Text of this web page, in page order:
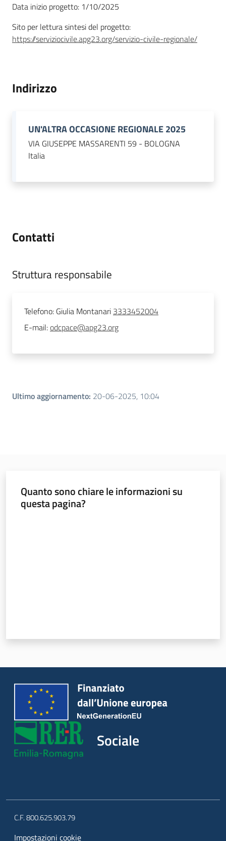
Data inizio progetto: 1/10/2025
Sito per lettura sintesi del progetto:
https://serviziocivile.apg23.org/servizio-civile-regionale/
Indirizzo
UN'ALTRA OCCASIONE REGIONALE 2025
VIA GIUSEPPE MASSARENTI 59 - BOLOGNA
Italia
Contatti
Struttura responsabile
Telefono: Giulia Montanari 3333452004
E-mail:odcpace@apg23.org
Ultimo aggiornamento: 20-06-2025, 10:04
Quanto sono chiare le informazioni su
questa pagina?
Sociale
C.F. 800.625.903.79
Impostazioni cookie